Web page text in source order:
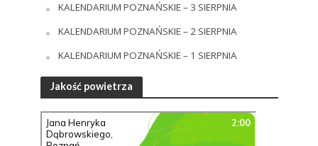
KALENDARIUM POZNAŃSKIE – 3 SIERPNIA
KALENDARIUM POZNAŃSKIE – 2 SIERPNIA
KALENDARIUM POZNAŃSKIE – 1 SIERPNIA
Jakość powietrza